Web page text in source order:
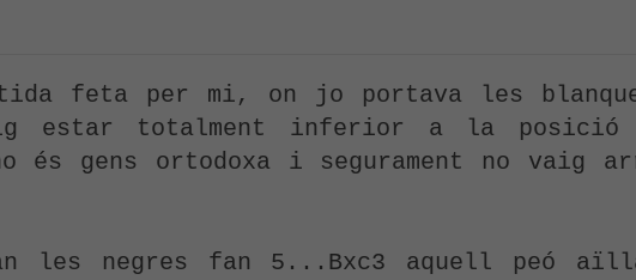
feta per mi, on jo portava les
estar totalment inferior a la
és gens ortodoxa i segurament no vaig
les negres fan 5...Bxc3 aquell peó